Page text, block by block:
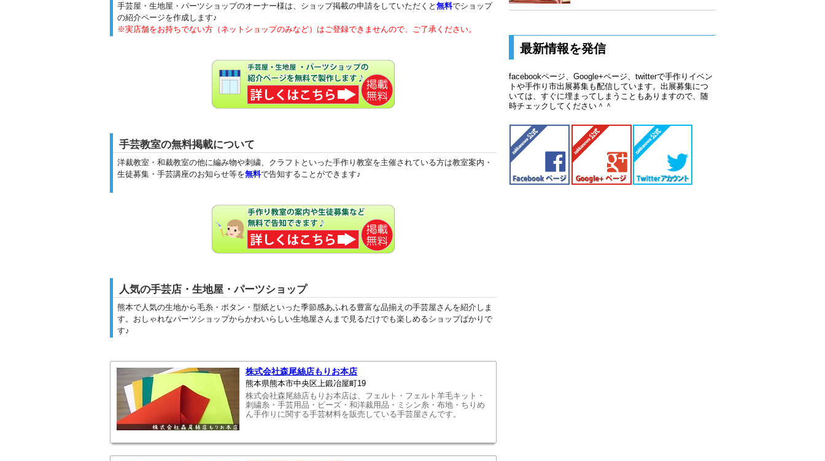
手芸屋・生地屋・パーツショップのオーナー様は、ショップ掲載の申請をしていただくと 無料でショップ
の紹介ページを作成します♪
※実店舗をお持ちでない方（ネットショップのみなど）はご登録できませんので、ご了承ください。
手芸教室の無料掲載について
洋裁教室・和裁教室の他に編み物や刺繍、クラフトといった手作り教室を主催されている方は教室案内・
生徒募集・手芸講座のお知らせ等を無料で告知することができます♪
人気の手芸店・生地屋・パーツショップ
熊本で人気の生地から毛糸・ボタン・型紙といった季節感あふれる豊富な品揃えの手芸屋さんを紹介しま
す。おしゃれなパーツショップからかわいらしい生地屋さんまで見るだけでも楽しめるショップばかりで
す♪
株式会社森尾絲店もりお本店
熊本県熊本市中央区上鍛冶屋町19
株式会社森尾絲店もりお本店は、フェルト・フェルト羊毛キット・
刺繍糸・手芸用品・ビーズ・和洋裁用品・ミシン糸・布地・ちりめ
ん手作りに関する手芸材料を販売している手芸屋さんです。
最新情報を発信
facebookページ、Google+ページ、twitterで手作りイベン
トや手作り市出展募集も配信しています。出展募集につ
いては、すぐに埋まってしまうこともありますので、随
時チェックしてください＾＾